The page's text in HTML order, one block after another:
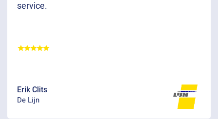
service.
Erik Clits
De Lijn